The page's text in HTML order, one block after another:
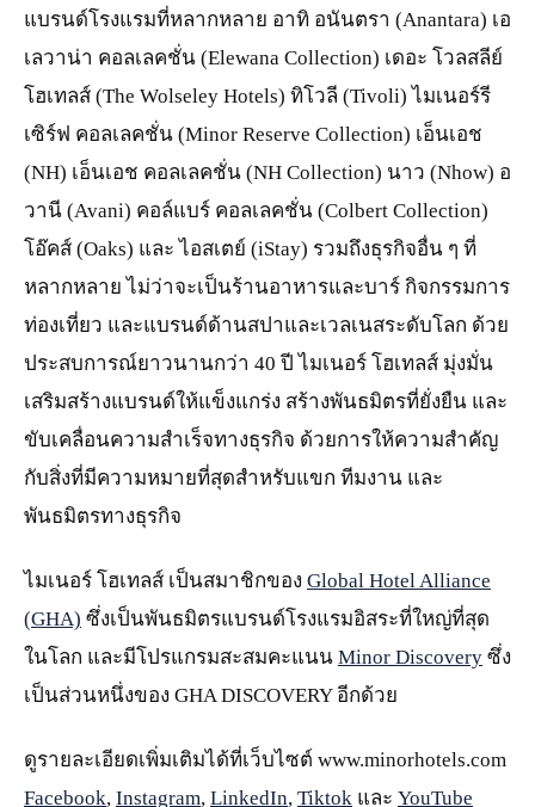
แบรนด์โรงแรมที่หลากหลาย อาทิ อนันตรา (Anantara) เอ
เลวาน่า คอลเลคชั่น (Elewana Collection) เดอะ โวลสลีย์
โฮเทลส์ (The Wolseley Hotels) ทิโวลี (Tivoli) ไมเนอร์รี
เซิร์ฟ คอลเลคชั่น (Minor Reserve Collection) เอ็นเอช
(NH) เอ็นเอช คอลเลคชั่น (NH Collection) นาว (Nhow) อ
วานี (Avani) คอล์แบร์ คอลเลคชั่น (Colbert Collection)
โอ๊คส์ (Oaks) และ ไอสเตย์ (iStay) รวมถึงธุรกิจอื่น ๆ ที่
หลากหลาย ไม่ว่าจะเป็นร้านอาหารและบาร์ กิจกรรมการ
ท่องเที่ยว และแบรนด์ด้านสปาและเวลเนสระดับโลก ด้วย
ประสบการณ์ยาวนานกว่า 40 ปี ไมเนอร์ โฮเทลส์ มุ่งมั่น
เสริมสร้างแบรนด์ให้แข็งแกร่ง สร้างพันธมิตรที่ยั่งยืน และ
ขับเคลื่อนความสำเร็จทางธุรกิจ ด้วยการให้ความสำคัญ
กับสิ่งที่มีความหมายที่สุดสำหรับแขก ทีมงาน และ
พันธมิตรทางธุรกิจ
ไมเนอร์ โฮเทลส์ เป็นสมาชิกของ Global Hotel Alliance
(GHA) ซึ่งเป็นพันธมิตรแบรนด์โรงแรมอิสระที่ใหญ่ที่สุด
ในโลก และมีโปรแกรมสะสมคะแนน Minor Discovery ซึ่ง
เป็นส่วนหนึ่งของ GHA DISCOVERY อีกด้วย
ดูรายละเอียดเพิ่มเติมได้ที่เว็บไซต์ www.minorhotels.com
Facebook, Instagram, LinkedIn, Tiktok และ YouTube